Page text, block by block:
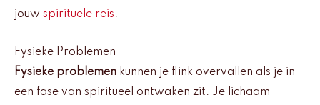
jouw spirituele reis.
Fysieke Problemen
Fysieke problemen kunnen je flink overvallen als je in
een fase van spiritueel ontwaken zit. Je lichaam